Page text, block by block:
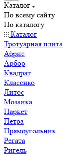
Каталог
По всему сайту
По каталогу
Каталог
Тротуарная плита
Абрис
Арбор
Квадрат
Классико
Литос
Мозаика
Паркет
Петра
Прямоугольник
Регата
Ригель